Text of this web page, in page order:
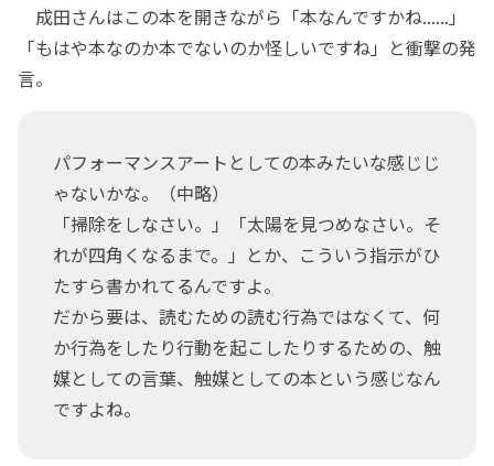
成田さんはこの本を開きながら「本なんですかね......」
「もはや本なのか本でないのか怪しいですね」と衝撃の発
言。
パフォーマンスアートとしての本みたいな感じじ
ゃないかな。（中略）
「掃除をしなさい。」「太陽を見つめなさい。そ
れが四角くなるまで。」とか、こういう指示がひ
たすら書かれてるんですよ。
だから要は、読むための読む行為ではなくて、何
か行為をしたり行動を起こしたりするための、触
媒としての言葉、触媒としての本という感じなん
ですよね。